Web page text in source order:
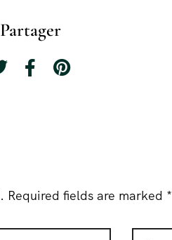
Partager
Required fields are marked *